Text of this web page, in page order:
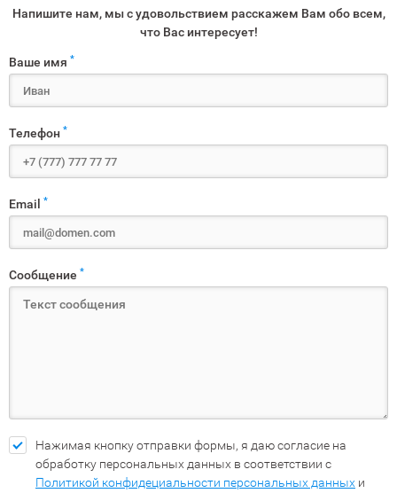
Напишите нам, мы с удовольствием расскажем Вам обо всем,
что Вас интересует!
Ваше имя *
Телефон *
Email *
Сообщение *
Нажимая кнопку отправки формы, я даю согласие на
обработку персональных данных в соответствии с
Политикой конфидециальности персональных данных и